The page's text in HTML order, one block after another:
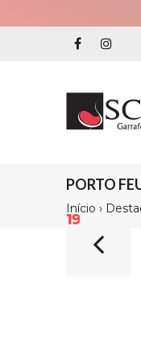
PORTO
Início ›
19%